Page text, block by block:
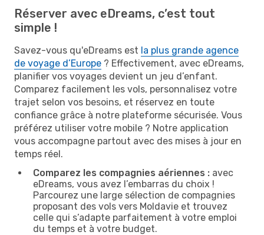
Réserver avec eDreams, c’est tout
simple !
Savez-vous qu'eDreams est la plus grande agence
de voyage d’Europe ? Effectivement, avec eDreams,
planifier vos voyages devient un jeu d’enfant.
Comparez facilement les vols, personnalisez votre
trajet selon vos besoins, et réservez en toute
confiance grâce à notre plateforme sécurisée. Vous
préférez utiliser votre mobile ? Notre application
vous accompagne partout avec des mises à jour en
temps réel.
Comparez les compagnies aériennes : avec
eDreams, vous avez l’embarras du choix !
Parcourez une large sélection de compagnies
proposant des vols vers Moldavie et trouvez
celle qui s’adapte parfaitement à votre emploi
du temps et à votre budget.